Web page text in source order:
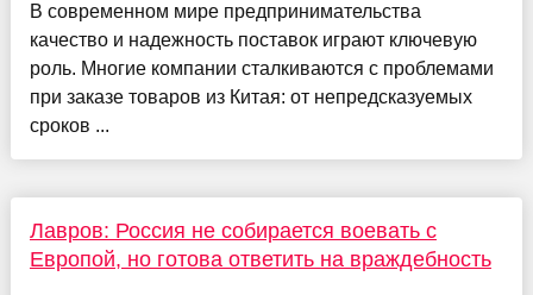
В современном мире предпринимательства
качество и надежность поставок играют ключевую
роль. Многие компании сталкиваются с проблемами
при заказе товаров из Китая: от непредсказуемых
сроков ...
Лавров: Россия не собирается воевать с
Европой, но готова ответить на враждебность